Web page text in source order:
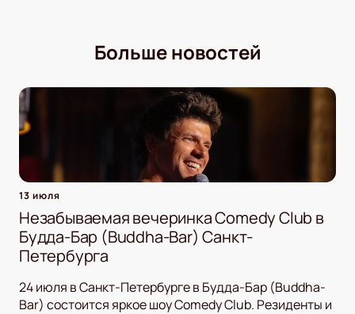
Больше новостей
13 июля
Незабываемая вечеринка Comedy Club в
Будда-Бар (Buddha-Bar) Санкт-
Петербурга
24 июля в Санкт-Петербурге в Будда-Бар (Buddha-
Bar) состоится яркое шоу Comedy Club. Резиденты и